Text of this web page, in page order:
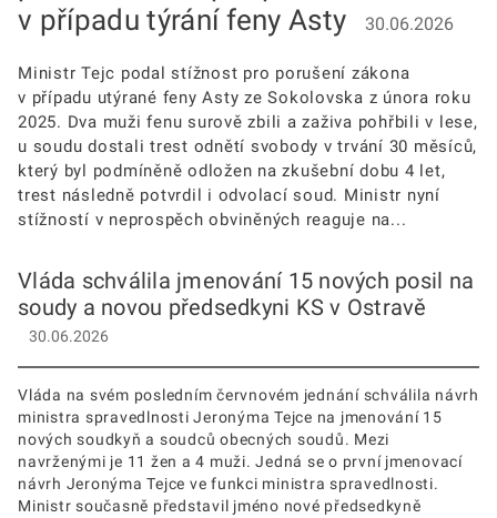
v případu týrání feny Asty
30.06.2026
Ministr Tejc podal stížnost pro porušení zákona
v případu utýrané feny Asty ze Sokolovska z února roku
2025. Dva muži fenu surově zbili a zaživa pohřbili v lese,
u soudu dostali trest odnětí svobody v trvání 30 měsíců,
který byl podmíněně odložen na zkušební dobu 4 let,
trest následně potvrdil i odvolací soud. Ministr nyní
stížností v neprospěch obviněných reaguje na...
Vláda schválila jmenování 15 nových posil na
soudy a novou předsedkyni KS v Ostravě
30.06.2026
Vláda na svém posledním červnovém jednání schválila návrh
ministra spravedlnosti Jeronýma Tejce na jmenování 15
nových soudkyň a soudců obecných soudů. Mezi
navrženými je 11 žen a 4 muži. Jedná se o první jmenovací
návrh Jeronýma Tejce ve funkci ministra spravedlnosti.
Ministr současně představil jméno nové předsedkyně